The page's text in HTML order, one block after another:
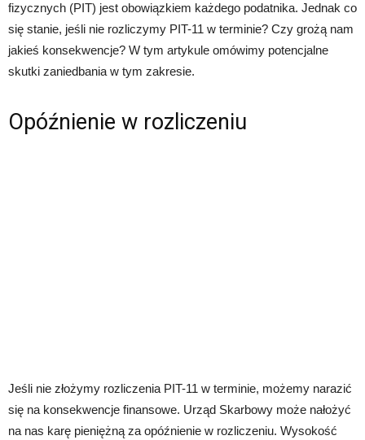
fizycznych (PIT) jest obowiązkiem każdego podatnika. Jednak co
się stanie, jeśli nie rozliczymy PIT-11 w terminie? Czy grożą nam
jakieś konsekwencje? W tym artykule omówimy potencjalne
skutki zaniedbania w tym zakresie.
Opóźnienie w rozliczeniu
Jeśli nie złożymy rozliczenia PIT-11 w terminie, możemy narazić
się na konsekwencje finansowe. Urząd Skarbowy może nałożyć
na nas karę pieniężną za opóźnienie w rozliczeniu. Wysokość